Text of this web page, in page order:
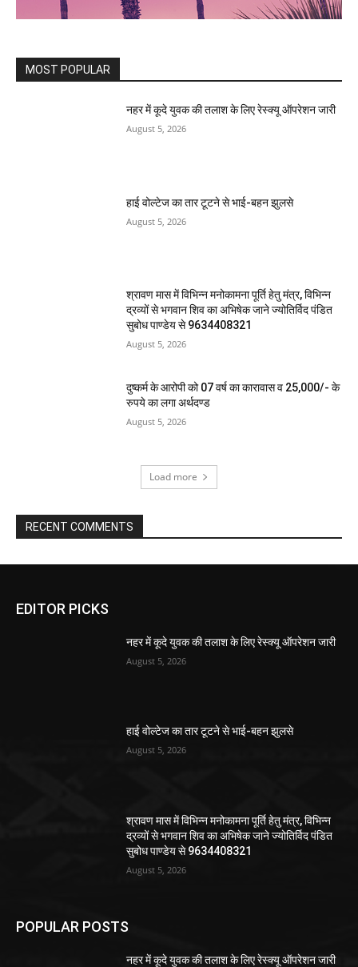
MOST POPULAR
नहर में कूदे युवक की तलाश के लिए रेस्क्यू ऑपरेशन जारी
August 5, 2026
हाई वोल्टेज का तार टूटने से भाई-बहन झुलसे
August 5, 2026
श्रावण मास में विभिन्न मनोकामना पूर्ति हेतु मंत्र, विभिन्न
द्रव्यों से भगवान शिव का अभिषेक जाने ज्योतिर्विद पंडित
सुबोध पाण्डेय से 9634408321
August 5, 2026
दुष्कर्म के आरोपी को 07 वर्ष का कारावास व 25,000/- के
रुपये का लगा अर्थदण्ड
August 5, 2026
Load more
RECENT COMMENTS
EDITOR PICKS
नहर में कूदे युवक की तलाश के लिए रेस्क्यू ऑपरेशन जारी
August 5, 2026
हाई वोल्टेज का तार टूटने से भाई-बहन झुलसे
August 5, 2026
श्रावण मास में विभिन्न मनोकामना पूर्ति हेतु मंत्र, विभिन्न
द्रव्यों से भगवान शिव का अभिषेक जाने ज्योतिर्विद पंडित
सुबोध पाण्डेय से 9634408321
August 5, 2026
POPULAR POSTS
नहर में कूदे युवक की तलाश के लिए रेस्क्यू ऑपरेशन जारी